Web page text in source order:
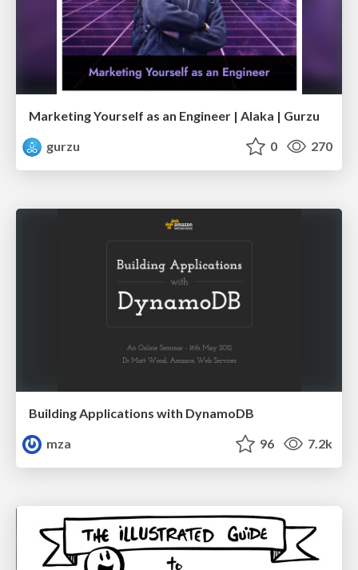
Marketing Yourself as an Engineer | Alaka | Gurzu
gurzu
0 270
Building Applications with DynamoDB
mza
96 7.2k